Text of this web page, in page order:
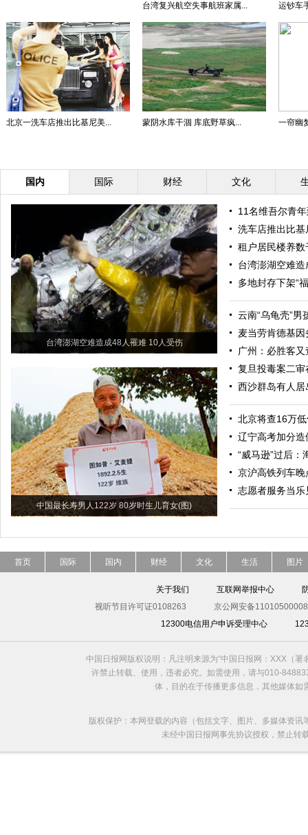
台湾复兴航空失事航班家属... 运钞车
北京一洗车店推出比基尼美... 蒙阴水库干涸 库底野草疯... 一帘幽
国内 国际 财经 文化
台湾澎湖空难造成48人罹难 10人受伤
中国最长寿男人122岁 80岁时生儿育女(图)
11名维吾尔青
洗车店推出比
租户居民楼养
台湾澎湖空难
多地封存下架“
云南“乌龟壳”男
麦当劳肯德基
广州：必胜客
复旦投毒案二
西沙群岛有人
北京将查16万
辽宁高考加分
“威马逊”过后：
京沪高铁列车
志愿者服务当乐
首页 国际 国内 财经 文化 生活 图片
关于我们 互联网举报中心
视听节目许可证0108263
京公网安备
12300电信用户申诉受理中心
中国日报网版权说明：凡注明来源为“中国日报网：XXX（
许禁止转载、使用，违者必究。如需使用，请与010-
体，目的在于传播更多信息，其他媒体
版权保护：本网登载的内容（包括文字、图片、多媒体资
未经中国日报网事先协议授权，禁止转